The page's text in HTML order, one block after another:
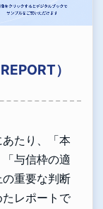
）
たり、「本
与信枠の適
重要な判断
レポートで